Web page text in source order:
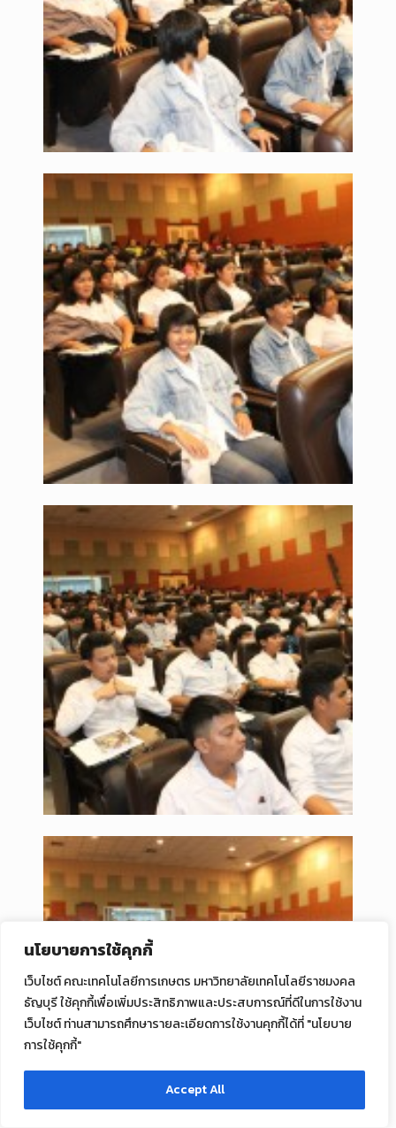
นโยบายการใช้คุกกี้
เว็บไซต์ คณะเทคโนโลยีการเกษตร มหาวิทยาลัยเทคโนโลยีราชมงคล
ธัญบุรี ใช้คุกกี้เพื่อเพิ่มประสิทธิภาพและประสบการณ์ที่ดีในการใช้งาน
เว็บไซต์ ท่านสามารถศึกษารายละเอียดการใช้งานคุกกี้ได้ที่ "นโยบาย
การใช้คุกกี้"
Accept All